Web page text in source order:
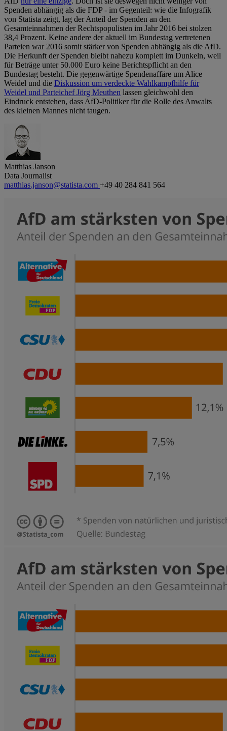
Spenden abhängig als die FDP - im Gegenteil: wie die Infografik
von Statista zeigt, lag der Anteil der Spenden an den
Gesamteinnahmen der Rechtspopulisten im Jahr 2016 bei stolzen
38,4 Prozent. Keine andere der aktuell im Bundestag vertretenen
Parteien war 2016 somit stärker von Spenden abhängig als die AfD.
Die Herkunft der Spenden bleibt nahezu komplett im Dunkeln, weil
für Beträge unter 50.000 Euro keine Berichtspflicht an den
Bundestag besteht. Die gegenwärtige Spendenaffäre um Alice
Weidel und die Diskussion um verdeckte Wahlkampfhilfe für
Weidel und Parteichef Jörg Meuthen lassen gleichwohl den
Eindruck entstehen, dass AfD-Politiker für die Rolle des Anwalts
des kleinen Mannes nicht taugen.
Matthias Janson
Data Journalist
matthias.janson@statista.com +49 40 284 841 564